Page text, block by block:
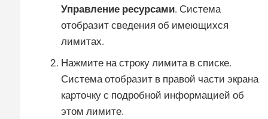
Управление ресурсами. Система
отобразит сведения об имеющихся
лимитах.
Нажмите на строку лимита в списке.
Система отобразит в правой части экрана
карточку с подробной информацией об
этом лимите.